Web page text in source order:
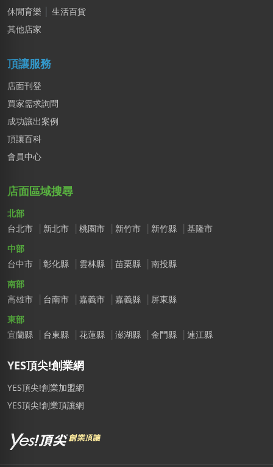
休閒育樂
生活百貨
其他店家
頂讓服務
店面刊登
買家需求詢問
成功讓出案例
頂讓百科
會員中心
店面區域搜尋
北部
台北市
新北市 桃園市 新竹市 新竹縣
基隆市
中部
台中市
彰化縣 雲林縣 苗栗縣
南投縣
南部
高雄市
台南市 嘉義市 嘉義縣
屏東縣
東部
宜蘭縣
台東縣 花蓮縣 澎湖縣 金門縣 連江縣
YES頂尖!創業網
YES頂尖!創業加盟網
YES頂尖!創業頂讓網